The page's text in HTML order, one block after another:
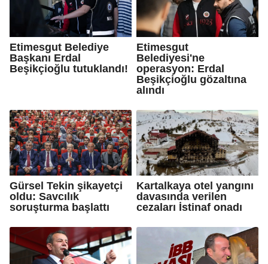
Etimesgut Belediye
Başkanı Erdal
Beşikçioğlu tutuklandı!
Etimesgut
Belediyesi'ne
operasyon: Erdal
Beşikçioğlu gözaltına
alındı
Gürsel Tekin şikayetçi
oldu: Savcılık
soruşturma başlattı
Kartalkaya otel yangını
davasında verilen
cezaları İstinaf onadı